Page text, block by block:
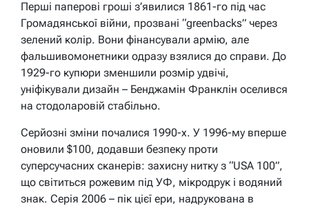
Перші паперові гроші з’явилися 1861-го під час
Громадянської війни, прозвані “greenbacks” через
зелений колір. Вони фінансували армію, але
фальшивомонетники одразу взялися до справи. До
1929-го купюри зменшили розмір удвічі,
уніфікували дизайн – Бенджамін Франклін оселився
на стодоларовій стабільно.
Серйозні зміни почалися 1990-х. У 1996-му вперше
оновили $100, додавши безпеку проти
суперсучасних сканерів: захисну нитку з “USA 100”,
що світиться рожевим під УФ, мікродрук і водяний
знак. Серія 2006 – пік цієї ери, надрукована в